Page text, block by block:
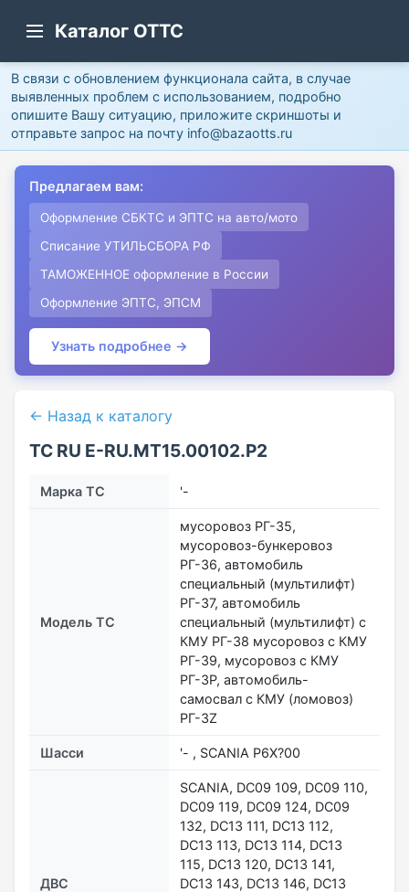
Каталог ОТТС
В связи с обновлением функционала сайта, в случае
выявленных проблем с использованием, подробно
опишите Вашу ситуацию, приложите скриншоты и
отправьте запрос на почту info@bazaotts.ru
Предлагаем вам:
Оформление СБКТС и ЭПТС на авто/мото
Списание УТИЛЬСБОРА РФ
ТАМОЖЕННОЕ оформление в России
Оформление ЭПТС, ЭПСМ
Узнать подробнее →
← Назад к каталогу
ТС RU Е-RU.МТ15.00102.Р2
Марка ТС '-
Модель ТС
мусоровоз РГ-35,
мусоровоз-бункеровоз
РГ-36, автомобиль
специальный (мультилифт)
РГ-37, автомобиль
специальный (мультилифт) с
КМУ РГ-38 мусоровоз с КМУ
РГ-39, мусоровоз с КМУ
РГ-3Р, автомобиль-
самосвал с КМУ (ломовоз)
РГ-3Z
Шасси '- , SCANIA P6Х?00
ДВС
SCANIA, DC09 109, DC09 110,
DC09 119, DC09 124, DC09
132, DC13 111, DC13 112,
DC13 113, DC13 114, DC13
115, DC13 120, DC13 141,
DC13 143, DC13 146, DC13